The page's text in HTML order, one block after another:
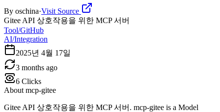
By oschina·Visit Source
Gitee API 상호작용을 위한 MCP 서버
Tool/GitHub
AI/Integration
2025년 4월 17일
3 months ago
6 Clicks
About mcp-gitee
Gitee API 상호작용을 위한 MCP 서버. mcp-gitee is a Model